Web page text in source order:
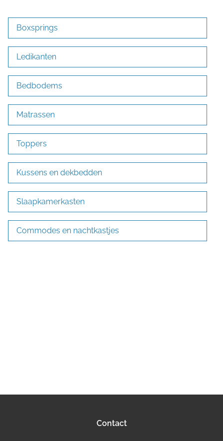
Boxsprings
Ledikanten
Bedbodems
Matrassen
Toppers
Kussens en dekbedden
Slaapkamerkasten
Commodes en nachtkastjes
Contact